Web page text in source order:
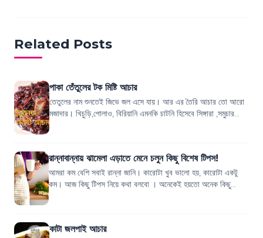
Related Posts
পাকা তেঁতুলের টক মিষ্টি আচার
তেতুলের নাম শুনতেই জিভে জল এসে যায়। আর এর তৈরি আচার তো আরো
মজাদার। খিচুড়ি,পোলাও, বিরিয়ানি এমনকি চাটনি হিসেবে সিঙ্গারা ,সমুচার
সাথে পরিবেশন করতে পারবেন...
রান্নাবান্নায় ঝামেলা এড়াতে মেনে চলুন কিছু বিশেষ টিপস!
আমরা কম বেশি সবাই রান্না জানি। কারোটা খুব ভালো হয়, কারোটা একটু
কম। আজ কিছু টিপস নিয়ে কথা বলবো । অনেকেই হয়তো অনেক কিছু
জানেন। তারপরও নতুন কিছু জানাবার...
কাটা জলপাই আচার